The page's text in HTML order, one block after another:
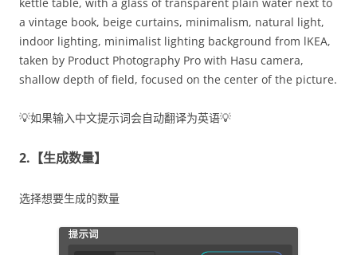
a vintage book, beige curtains, minimalism, natural light,
indoor lighting, minimalist lighting background from lKEA,
taken by Product Photography Pro with Hasu camera,
shallow depth of field, focused on the center of the picture.
💡如果输入中文提示词会自动翻译为英语💡
2.【生成数量】
选择想要生成的数量